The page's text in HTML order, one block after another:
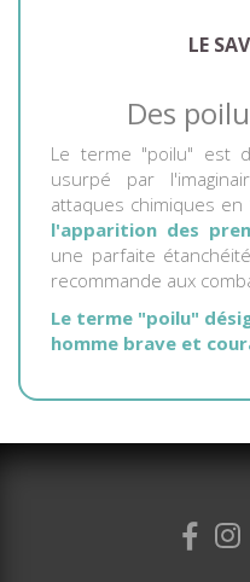
LE
Des
Le terme "poilu" est
usurpé par
attaques chimiques
l'apparition des
une parfaite
recommande aux
Le terme "poilu"
homme brave et